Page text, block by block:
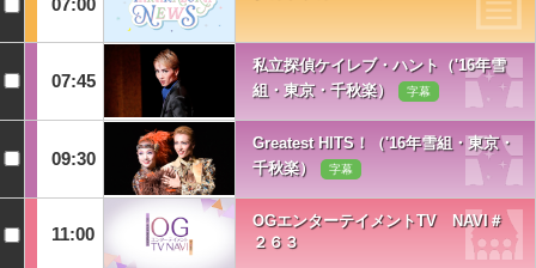
07:45
私立探偵ケイレブ・ハント（'16年雪
組・東京・千秋楽）
字幕
09:30
Greatest HITS！（'16年雪組・東京・
千秋楽）
字幕
11:00
OGエンターテイメントTV NAVI＃
２６３